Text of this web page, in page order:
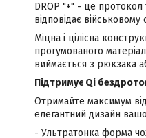
DROP "+" - це
відповідає
Міцна і цілісна
прогумованого
виймається з рюкзака
Підтримує Qi
Отримайте максимум
елегантний дизайн
- Ультратонка форма